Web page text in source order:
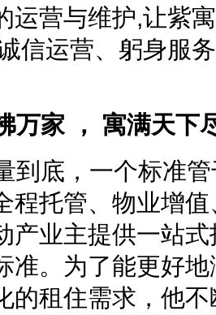
运营与维护,让紫
信运营、躬身服
万家 ， 寓满天下
到底，一个标准
程托管、物业增
产业主提供一站
准。为了能更好
的租住需求，他